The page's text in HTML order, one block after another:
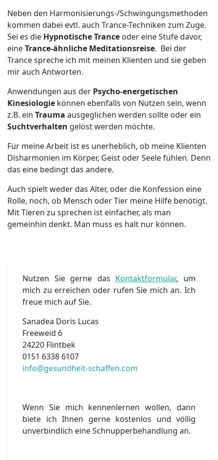
Neben den Harmonisierungs-/Schwingungsmethoden
kommen dabei evtl. auch Trance-Techniken zum Zuge.
Sei es die Hypnotische Trance oder eine Stufe davor,
eineTrance-ähnliche Meditationsreise. Bei der
Trance spreche ich mit meinen Klienten und sie geben
mir auch Antworten.
Anwendungen aus der Psycho-energetischen
Kinesiologie können ebenfalls von Nutzen sein, wenn
z.B. ein Trauma ausgeglichen werden sollte oder ein
Suchtverhalten gelöst werden möchte.
Für meine Arbeit ist es unerheblich, ob meine Klienten
Disharmonien im Körper, Geist oder Seele fühlen. Denn
das eine bedingt das andere.
Auch spielt weder das Alter, oder die Konfession eine
Rolle, noch, ob Mensch oder Tier meine Hilfe benötigt.
Mit Tieren zu sprechen ist einfacher, als man
gemeinhin denkt. Man muss es halt nur können.
Nutzen Sie gerne das Kontaktformular, um
mich zu erreichen oder rufen Sie mich an. Ich
freue mich auf Sie.
Sanadea Doris Lucas
Freeweid 6
24220 Flintbek
0151 6338 6107
info@gesundheit-schaffen.com
Wenn Sie mich kennenlernen wollen, dann
biete ich Ihnen gerne kostenlos und völlig
unverbindlich eine Schnupperbehandlung an.